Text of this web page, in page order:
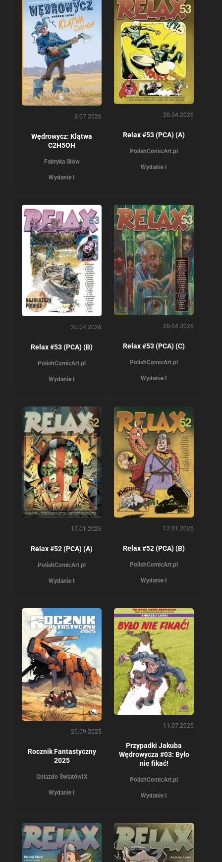
3.07.2026
Wędrowycz: Klątwa
C2H5OH
Fabryka Słów
Wydanie I
20.04.2026
Relax #53 (PCA) (A)
PolishComicArt.pl
Wydanie I
20.04.2026
Relax #53 (PCA) (B)
PolishComicArt.pl
Wydanie I
20.04.2026
Relax #53 (PCA) (C)
PolishComicArt.pl
Wydanie I
17.01.2026
Relax #52 (PCA) (A)
PolishComicArt.pl
Wydanie I
17.01.2026
Relax #52 (PCA) (B)
PolishComicArt.pl
Wydanie I
20.09.2025
Rocznik Fantastyczny
2025
Gniazdo ŚwiatówIX
Wydanie I
11.07.2025
Przypadki Jakuba
Wędrowycza #03: Było
nie fikać!
PolishComicArt.pl
Wydanie I